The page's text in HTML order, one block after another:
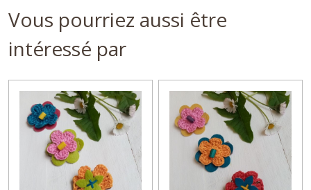
Vous pourriez aussi être
intéressé par